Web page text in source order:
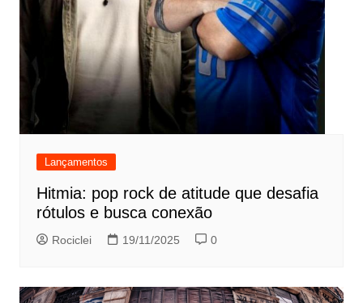
Lançamentos
Hitmia: pop rock de atitude que desafia
rótulos e busca conexão
Rociclei 19/11/2025 0